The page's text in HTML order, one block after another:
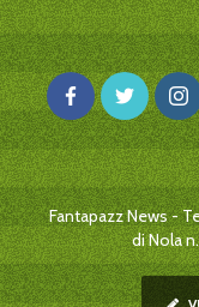
Fantapazz News -
di Nola